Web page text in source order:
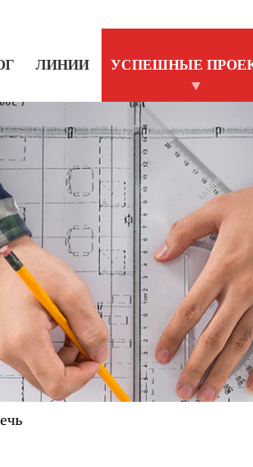
ЛИНИИ УСПЕШНЫЕ